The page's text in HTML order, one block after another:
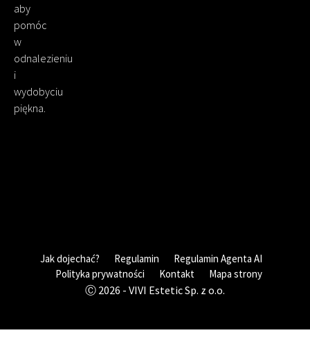
aby
pomóc
w
odnalezieniu
i
wydobyciu
piękna.
Jak dojechać? Regulamin
Regulamin Agenta AI
Polityka prywatności
Kontakt Mapa strony
Ⓒ 2026 - VIVI Estetic Sp. z o.o.